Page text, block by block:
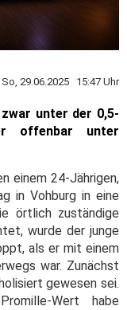
So, 29.06.2025 15:47 Uhr
unter der 0,5-
offenbar unter
einem 24-Jährigen,
in Vohburg in eine
örtlich zuständige
wurde der junge
als er mit einem
war. Zunächst
gewesen sei.
Wert habe